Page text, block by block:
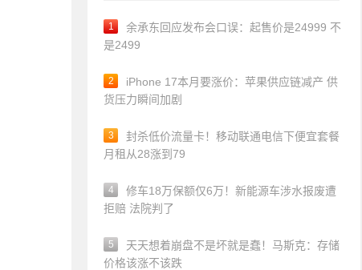
1
余承东回应发布会口误：起售价是24999 不
是2499
2
iPhone 17本月要涨价：苹果供应链减产 供
货压力瞬间加剧
3
封杀低价流量卡！移动联通电信下便宜套餐
月租从28涨到79
4
修车18万保额仅6万！新能源车涉水报废遭
拒赔 法院判了
5
天天想着崩盘不是坏就是蠢！马斯克：存储
价格该涨不该跌